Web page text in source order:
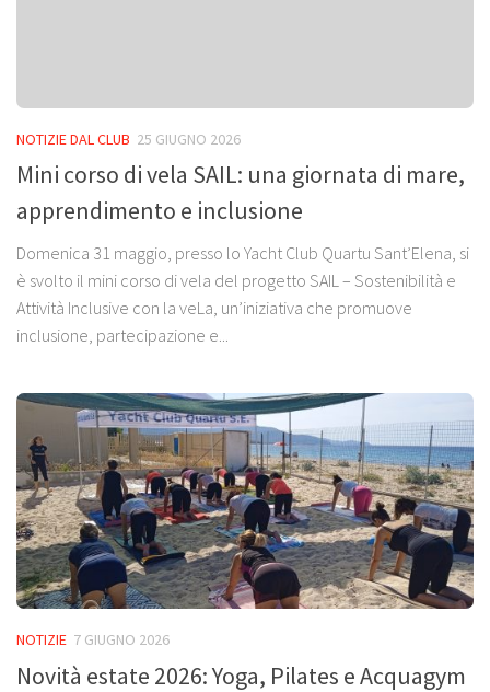
NOTIZIE DAL CLUB 25 GIUGNO 2026
Mini corso di vela SAIL: una giornata di mare,
apprendimento e inclusione
Domenica 31 maggio, presso lo Yacht Club Quartu Sant’Elena, si
è svolto il mini corso di vela del progetto SAIL – Sostenibilità e
Attività Inclusive con la veLa, un’iniziativa che promuove
inclusione, partecipazione e...
NOTIZIE 7 GIUGNO 2026
Novità estate 2026: Yoga, Pilates e Acquagym